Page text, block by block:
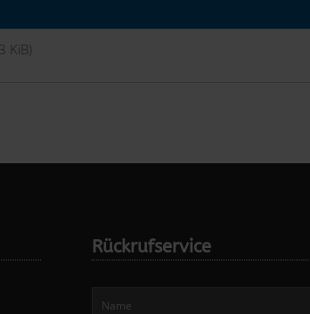
KiB)
Rückrufservice